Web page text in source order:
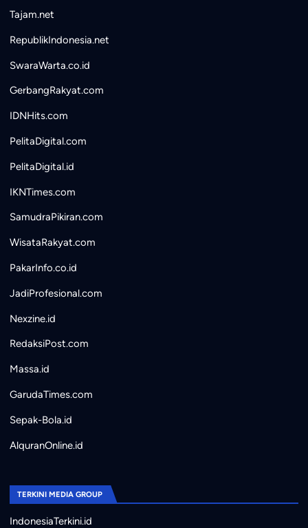
Tajam.net
RepublikIndonesia.net
SwaraWarta.co.id
GerbangRakyat.com
IDNHits.com
PelitaDigital.com
PelitaDigital.id
IKNTimes.com
SamudraPikiran.com
WisataRakyat.com
PakarInfo.co.id
JadiProfesional.com
Nexzine.id
RedaksiPost.com
Massa.id
GarudaTimes.com
Sepak-Bola.id
AlquranOnline.id
TERKINI MEDIA GROUP
IndonesiaTerkini.id